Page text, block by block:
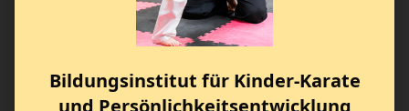
Bildungsinstitut für Kinder-Karate
und Persönlichkeitsentwicklung